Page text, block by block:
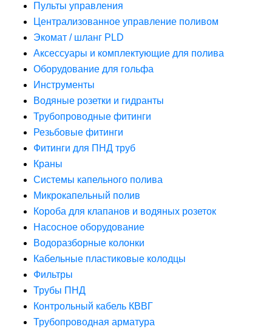
Пульты управления
Централизованное управление поливом
Экомат / шланг PLD
Аксессуары и комплектующие для полива
Оборудование для гольфа
Инструменты
Водяные розетки и гидранты
Трубопроводные фитинги
Резьбовые фитинги
Фитинги для ПНД труб
Краны
Системы капельного полива
Микрокапельный полив
Короба для клапанов и водяных розеток
Насосное оборудование
Водоразборные колонки
Кабельные пластиковые колодцы
Фильтры
Трубы ПНД
Контрольный кабель КВВГ
Трубопроводная арматура